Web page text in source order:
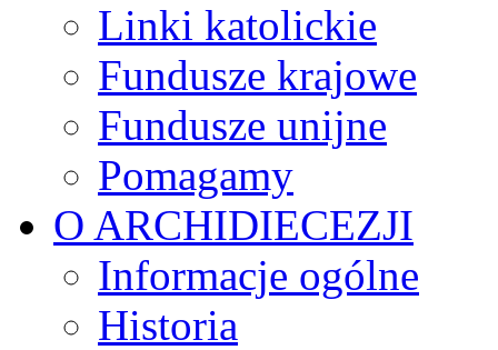
Linki katolickie
Fundusze krajowe
Fundusze unijne
Pomagamy
O ARCHIDIECEZJI
Informacje ogólne
Historia